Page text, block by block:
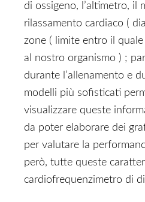
di ossigeno, l’altimetro, il
rilassamento cardiaco (
zone ( limite entro il
al nostro organismo ) ;
durante l’allenamento e
modelli più sofisticati
visualizzare queste
da poter elaborare dei
per valutare la
però, tutte queste
cardiofrequenzimetro di